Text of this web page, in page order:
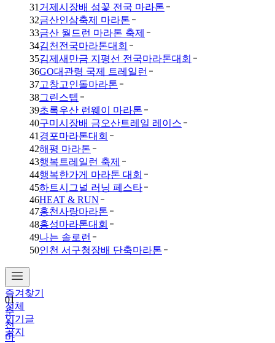
31 거제시장배 섬꽃 전국 마라톤
32금산인삼축제 마라톤
33금산 월드런 마라톤 축제
34김천전국마라톤대회
35김제새만금 지평선 전국마라톤대회
36GO대관령 국제 트레일런
37고창고인돌마라톤
38그린스텝
39초록우산 런웨이 마라톤
40구미시장배 금오산트레일 레이스
41 경포마라톤대회
42해평 마라톤
43행복트레일런 축제
44행복한가게 마라톤 대회
45하트시그널 러닝 페스타
46HEAT & RUN
47홍천사랑마라톤
48홍성마라톤대회
49나는 솔로런
50인천 서구청장배 단축마라톤
즐겨찾기
전체
인기글
공지
01
춘
천
마